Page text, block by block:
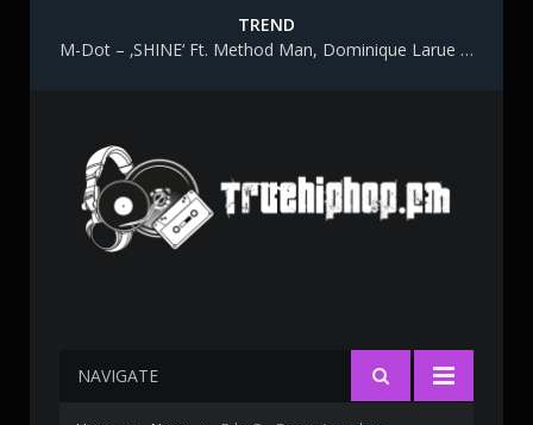
TREND
M-Dot – ‚SHINE‘ Ft. Method Man, Dominique Larue & Katy Gunn
NAVIGATE